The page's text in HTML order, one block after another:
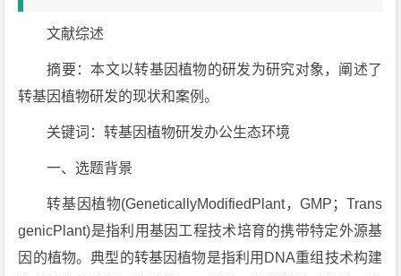
文献综述
摘要：本文以转基因植物的研发为研究对象，阐述了
转基因植物研发的现状和案例。
关键词：转基因植物研发办公生态环境
一、选题背景
转基因植物(GeneticallyModifiedPlant，GMP；Trans
genicPlant)是指利用基因工程技术培育的携带特定外源基
因的植物。典型的转基因植物是指利用DNA重组技术构建